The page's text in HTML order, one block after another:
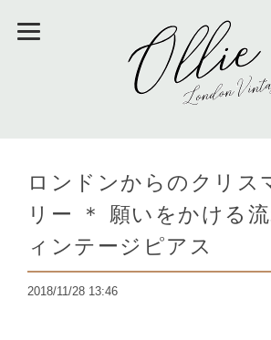
ロンドンからのクリス
リー ＊ 願いをかける
ィンテージピアス
2018/11/28 13:46